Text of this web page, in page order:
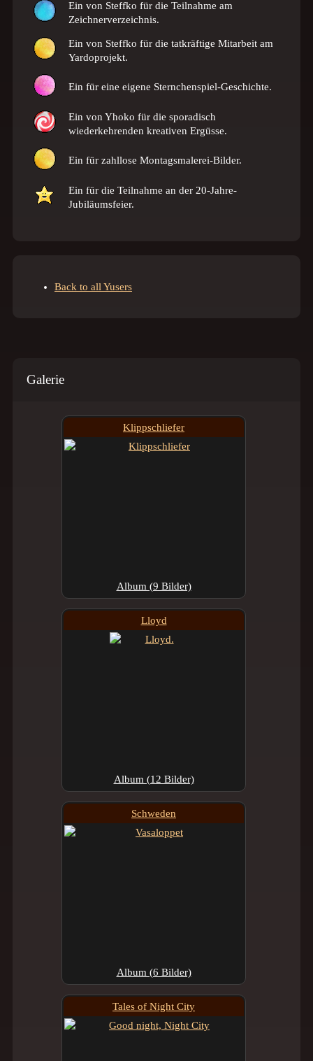
Ein von Steffko für die Teilnahme am
Zeichnerverzeichnis.
Ein von Steffko für die tatkräftige Mitarbeit am
Yardoprojekt.
Ein für eine eigene Sternchenspiel-Geschichte.
Ein von Yhoko für die sporadisch
wiederkehrenden kreativen Ergüsse.
Ein für zahllose Montagsmalerei-Bilder.
Ein für die Teilnahme an der 20-Jahre-
Jubiläumsfeier.
Back to all Yusers
Galerie
Klippschliefer
Album (9 Bilder)
Lloyd
Album (12 Bilder)
Schweden
Album (6 Bilder)
Tales of Night City